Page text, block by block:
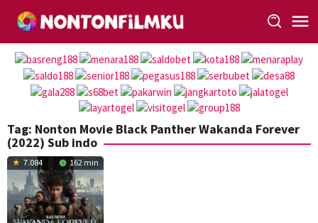
Tag: Nonton Movie Black Panther Wakanda Forever
(2022) Sub indo
7.084 162 min